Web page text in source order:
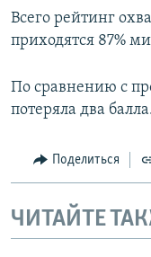
Всего рейтинг
приходятся 87%
По сравнению с
потеряла два
Поделиться
ЧИТАЙТЕ